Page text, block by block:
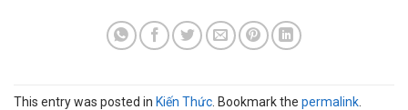
This entry was posted in Kiến Thức . Bookmark the permalink